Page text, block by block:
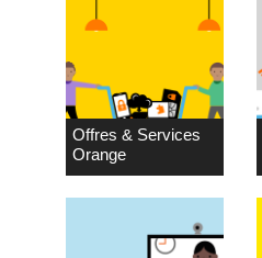
Offres & Services
Orange